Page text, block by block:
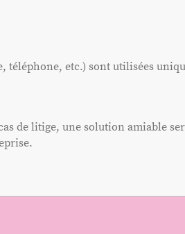
etc.) sont utilisées
de litige, une solution amiable